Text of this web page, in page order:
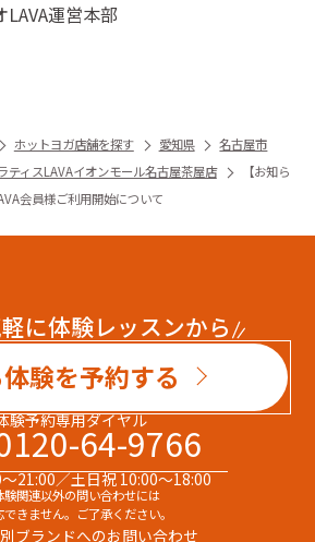
運営本部
ホットヨガ店舗を探す 愛知県
名古屋市
ティスLAVAイオンモール名古屋茶屋店
【お知ら
会員様ご利用開始について
に体験レッスンから
験を予約する
験予約専用ダイヤル
64-9766
21:00／土日祝 10:00～18:00
関連以外の問い合わせには
できません。ご了承ください。
ブランドへのお問い合わせ